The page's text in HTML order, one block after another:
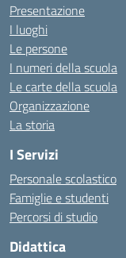
Presentazione
I luoghi
Le persone
I numeri della scuola
Le carte della scuola
Organizzazione
La storia
I Servizi
Personale scolastico
Famiglie e studenti
Percorsi di studio
Didattica